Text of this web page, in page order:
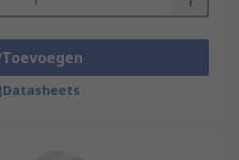
Toevoegen
Datasheets